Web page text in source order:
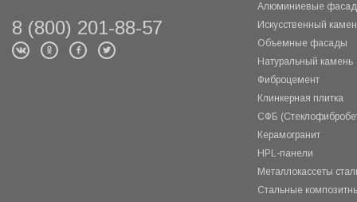
8 (800) 201-88-57
Алюминиевые
Искусственный
Объемные фасады
Натуральный камень
Фиброцемент
Клинкерная плитка
СФБ
Керамогранит
HPL-панели
Металлокассеты
Стальные